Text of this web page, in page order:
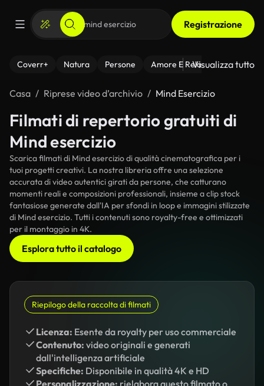
Registrazione
Coverr+ Natura Persone Amore E Relazioni Il
Visualizza tutto
Casa Riprese video d’archivio Mind Esercizio
Filmati di repertorio gratuiti di
Mind esercizio
Scarica filmati di Mind esercizio di qualità cinematografica per i
tuoi progetti creativi. La nostra libreria offre una selezione
accurata di video autentici girati da persone, che catturano
momenti reali e composizioni professionali, insieme a clip stock
fantasiose generate dall'IA per sfondi in loop e immagini stilizzate
di Mind esercizio. Tutti i contenuti sono royalty-free e ottimizzati
per il montaggio in 4K.
Esplora tutto il catalogo
Riepilogo della raccolta di filmati
Licenza: Esente da royalty per uso commerciale
Contenuto: video originali e generati
dall'intelligenza artificiale
Specifiche: Disponibile in qualità 4K e HD
Personalizzazione: rielabora questo filmato o